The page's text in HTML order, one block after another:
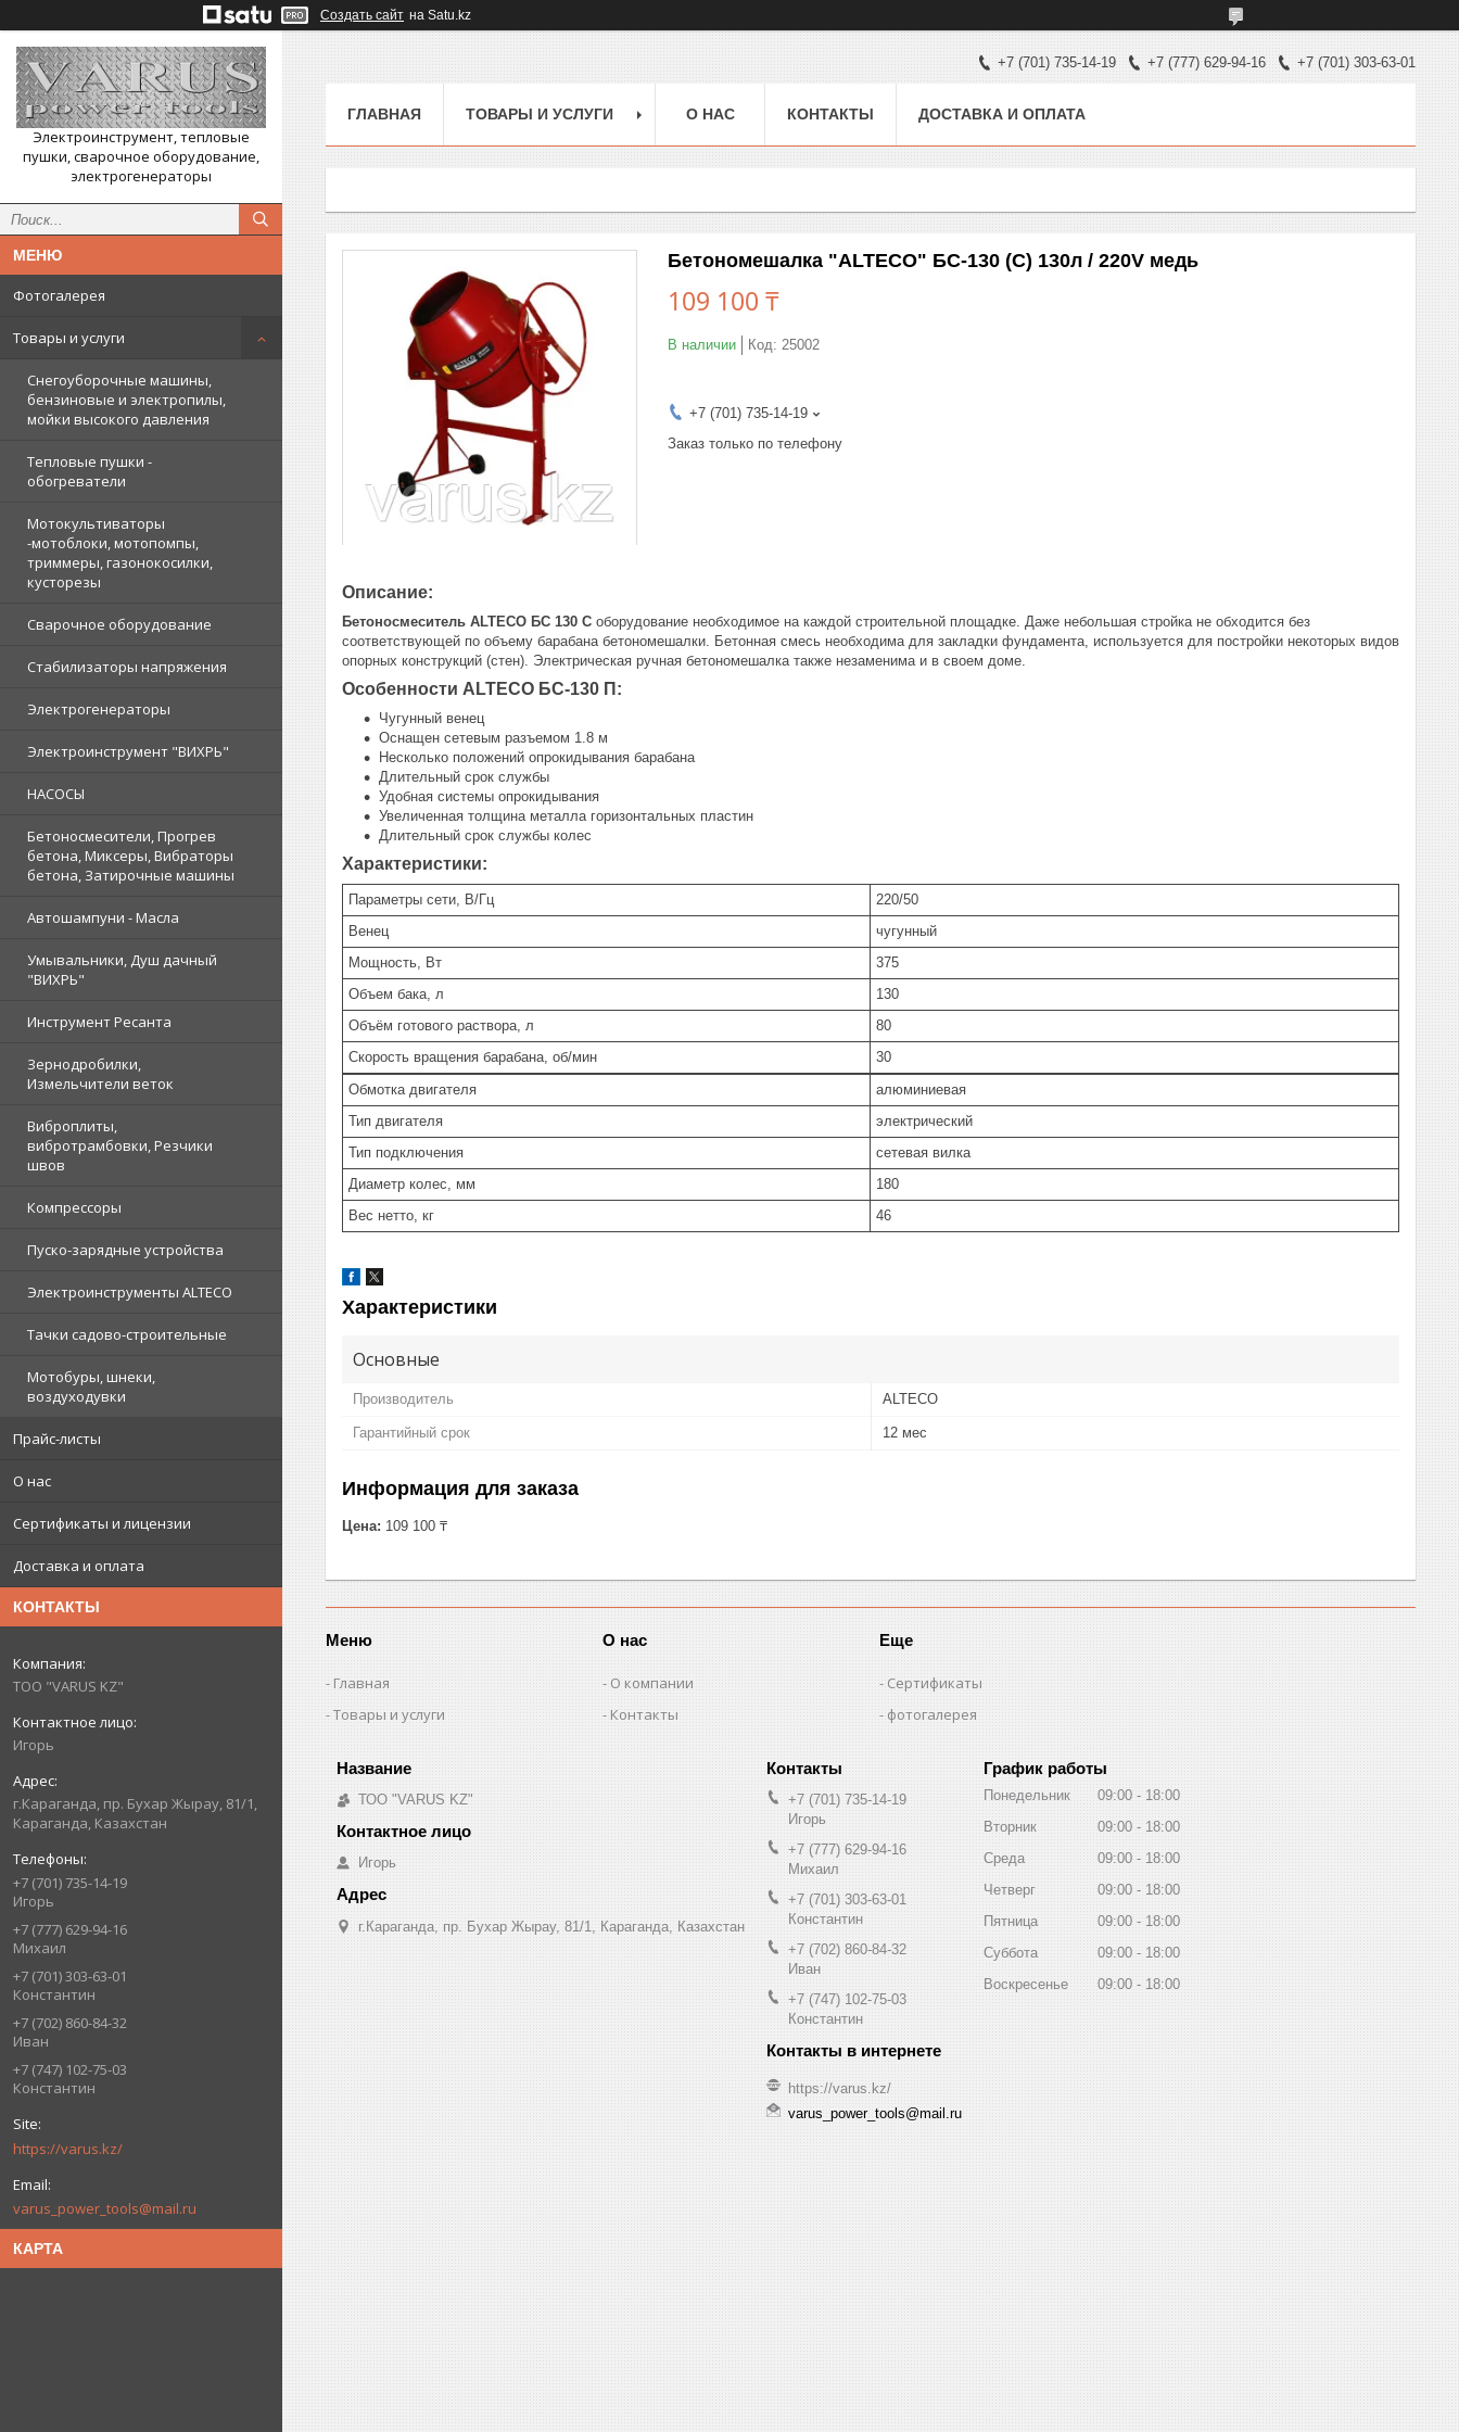
Создать сайт на Satu.kz
Электроинструмент, тепловые
пушки, сварочное оборудование,
электрогенераторы
Фотогалерея
Товары и услуги
Снегоуборочные машины,
бензиновые и электропилы,
мойки высокого давления
Тепловые пушки -
обогреватели
Мотокультиваторы
-мотоблоки, мотопомпы,
триммеры, газонокосилки,
кусторезы
Сварочное оборудование
Стабилизаторы напряжения
Электрогенераторы
Электроинструмент "ВИХРЬ"
НАСОСЫ
Бетоносмесители, Прогрев
бетона, Миксеры, Вибраторы
бетона, Затирочные машины
Автошампуни - Масла
Умывальники, Душ дачный
"ВИХРЬ"
Инструмент Ресанта
Зернодробилки,
Измельчители веток
Виброплиты,
вибротрамбовки, Резчики
швов
Компрессоры
Пуско-зарядные устройства
Электроинструменты ALTECO
Тачки садово-строительные
Мотобуры, шнеки,
воздуходувки
Прайс-листы
О нас
Сертификаты и лицензии
Доставка и оплата
КОНТАКТЫ
ТОО "VARUS KZ"
Игорь
г.Караганда, пр. Бухар Жырау, 81/1,
Караганда, Казахстан
+7 (701) 735-14-19
Игорь
+7 (777) 629-94-16
Михаил
+7 (701) 303-63-01
Константин
+7 (702) 860-84-32
Иван
+7 (747) 102-75-03
Константин
https://varus.kz/
varus_power_tools@mail.ru
КАРТА
+7 (701) 735-14-19 +7 (777) 629-94-16 +7 (701) 303-63-01
ГЛАВНАЯ ТОВАРЫ И УСЛУГИ О НАС КОНТАКТЫ ДОСТАВКА И ОПЛАТА
Бетономешалка "ALTECO" БС-130 (С) 130л / 220V медь
109 100 ₸
В наличии Код: 25002
+7 (701) 735-14-19
Заказ только по телефону
Описание:
Бетоносмеситель ALTECO БС 130 С оборудование необходимое на каждой строительной площадке. Даже небольшая стройка не обходится без
соответствующей по объему барабана бетономешалки. Бетонная смесь необходима для закладки фундамента, используется для постройки некоторых видов
опорных конструкций (стен). Электрическая ручная бетономешалка также незаменима и в своем доме.
Особенности ALTECO БС-130 П:
Чугунный венец
Оснащен сетевым разъемом 1.8 м
Несколько положений опрокидывания барабана
Длительный срок службы
Удобная системы опрокидывания
Увеличенная толщина металла горизонтальных пластин
Длительный срок службы колес
Характеристики:
Параметры сети, В/Гц
220/50
Венец
чугунный
Мощность, Вт
375
Объем бака, л
130
Объём готового раствора, л
80
Скорость вращения барабана, об/мин
30
Обмотка двигателя
алюминиевая
Тип двигателя
электрический
Тип подключения
сетевая вилка
Диаметр колес, мм
180
Вес нетто, кг
46
Характеристики
Основные
Производитель ALTECO
Гарантийный срок 12 мес
Информация для заказа
Цена: 109 100 ₸
Меню
Главная
Товары и услуги
О нас
О компании
Контакты
Еще
Сертификаты
фотогалерея
ТОО "VARUS KZ"
Игорь
г.Караганда, пр. Бухар Жырау, 81/1, Караганда, Казахстан
+7 (701) 735-14-19
Игорь
+7 (777) 629-94-16
Михаил
+7 (701) 303-63-01
Константин
+7 (702) 860-84-32
Иван
+7 (747) 102-75-03
Константин
https://varus.kz/
varus_power_tools@mail.ru
График работы
Понедельник 09:00
18:00
Вторник
09:00
18:00
Среда
09:00
18:00
Четверг
09:00
18:00
Пятница
09:00
18:00
Суббота
09:00
18:00
Воскресенье
09:00 18:00